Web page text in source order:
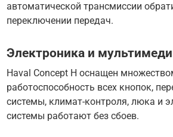
автоматической трансмиссии
переключении передач.
Электроника и
Haval Concept H оснащен
работоспособность всех кнопок,
системы, климат-контроля, люка и
системы работают без сбоев.